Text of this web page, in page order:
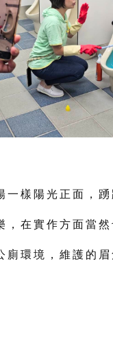
一樣陽光正面，
，在實作方面當
環境，維護的眉